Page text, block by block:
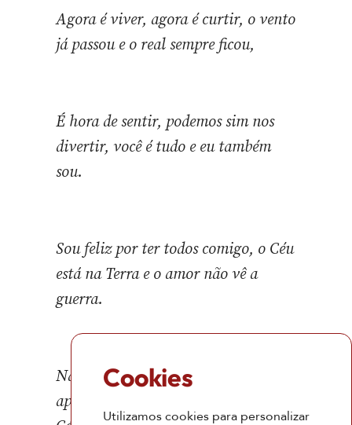
Agora é viver, agora é curtir, o vento
já passou e o real sempre ficou,
É hora de sentir, podemos sim nos
divertir, você é tudo e eu também
sou.
Sou feliz por ter todos comigo, o Céu
está na Terra e o amor não vê a
guerra.
Não há o que temer, só ensinar e
aprender, ando pela terra, mas vejo o
Cookies
Utilizamos cookies para personalizar